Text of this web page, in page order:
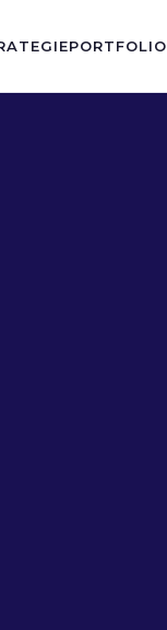
PORTFOLIO